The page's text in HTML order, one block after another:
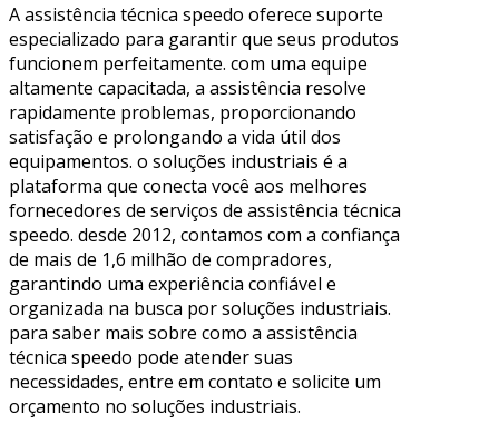
A assistência técnica speedo oferece suporte
especializado para garantir que seus produtos
funcionem perfeitamente. com uma equipe
altamente capacitada, a assistência resolve
rapidamente problemas, proporcionando
satisfação e prolongando a vida útil dos
equipamentos. o soluções industriais é a
plataforma que conecta você aos melhores
fornecedores de serviços de assistência técnica
speedo. desde 2012, contamos com a confiança
de mais de 1,6 milhão de compradores,
garantindo uma experiência confiável e
organizada na busca por soluções industriais.
para saber mais sobre como a assistência
técnica speedo pode atender suas
necessidades, entre em contato e solicite um
orçamento no soluções industriais.